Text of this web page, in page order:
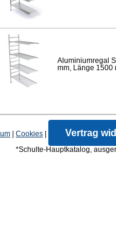
Aluminiumregal
mm, Länge 1500
Cookies Vertrag
*Schulte-Hauptkatalog,